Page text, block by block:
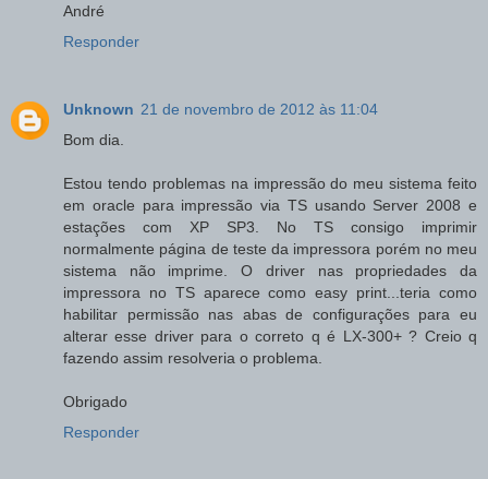
André
Responder
Unknown 21 de novembro de 2012 às 11:04
Bom dia.
Estou tendo problemas na impressão do meu sistema feito
em oracle para impressão via TS usando Server 2008 e
estações com XP SP3. No TS consigo imprimir
normalmente página de teste da impressora porém no meu
sistema não imprime. O driver nas propriedades da
impressora no TS aparece como easy print...teria como
habilitar permissão nas abas de configurações para eu
alterar esse driver para o correto q é LX-300+ ? Creio q
fazendo assim resolveria o problema.
Obrigado
Responder